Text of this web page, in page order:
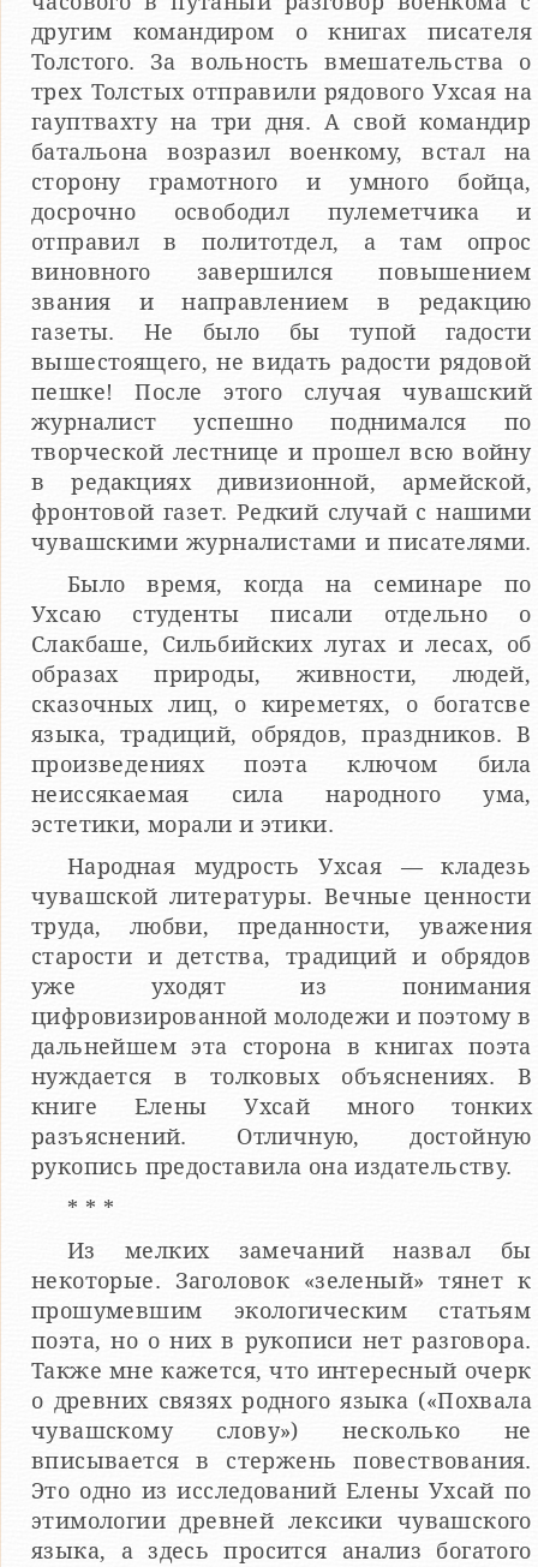
другим командиром о книгах писателя
Толстого. За вольность вмешательства о
трех Толстых отправили рядового Ухсая на
гауптвахту на три дня. А свой командир
батальона возразил военкому, встал на
сторону грамотного и умного бойца,
досрочно освободил пулеметчика и
отправил в политотдел, а там опрос
виновного завершился повышением
звания и направлением в редакцию
газеты. Не было бы тупой гадости
вышестоящего, не видать радости рядовой
пешке! После этого случая чувашский
журналист успешно поднимался по
творческой лестнице и прошел всю войну
в редакциях дивизионной, армейской,
фронтовой газет. Редкий случай с нашими
чувашскими журналистами и писателями.
Было время, когда на семинаре по
Ухсаю студенты писали отдельно о
Слакбаше, Сильбийских лугах и лесах, об
образах природы, живности, людей,
сказочных лиц, о киреметях, о богатсве
языка, традиций, обрядов, праздников. В
произведениях поэта ключом била
неиссякаемая сила народного ума,
эстетики, морали и этики.
Народная мудрость Ухсая — кладезь
чувашской литературы. Вечные ценности
труда, любви, преданности, уважения
старости и детства, традиций и обрядов
уже уходят из понимания
цифровизированной молодежи и поэтому в
дальнейшем эта сторона в книгах поэта
нуждается в толковых объяснениях. В
книге Елены Ухсай много тонких
разъяснений. Отличную, достойную
рукопись предоставила она издательству.
* * *
Из мелких замечаний назвал бы
некоторые. Заголовок «зеленый» тянет к
прошумевшим экологическим статьям
поэта, но о них в рукописи нет разговора.
Также мне кажется, что интересный очерк
о древних связях родного языка («Похвала
чувашскому слову») несколько не
вписывается в стержень повествования.
Это одно из исследований Елены Ухсай по
этимологии древней лексики чувашского
языка, а здесь просится анализ богатого